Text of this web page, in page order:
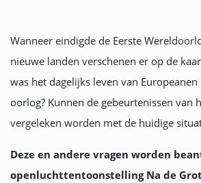
Wanneer eindigde de Eerste
nieuwe landen verschenen er op de
was het dagelijks leven van
oorlog? Kunnen de gebeurtenissen van
vergeleken worden met de huidige
Deze en andere vragen worden
openluchttentoonstelling Na de